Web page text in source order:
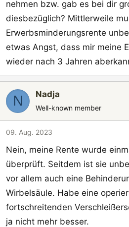
nehmen bzw. gab es bei dir
diesbezüglich? Mittlerweile
Erwerbsminderungsrente
etwas Angst, dass mir meine
wieder nach 3 Jahren
N Nadja
Well-known member
09. Aug. 2023
Nein, meine Rente wurde
überprüft. Seitdem ist sie
vor allem auch eine
Wirbelsäule. Habe eine
fortschreitenden
ja nicht mehr besser.